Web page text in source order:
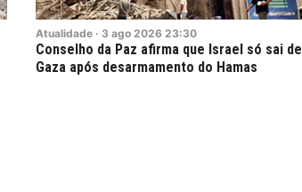
Atualidade · 3 ago 2026 23:30
Conselho da Paz afirma que Israel só sai de
Gaza após desarmamento do Hamas